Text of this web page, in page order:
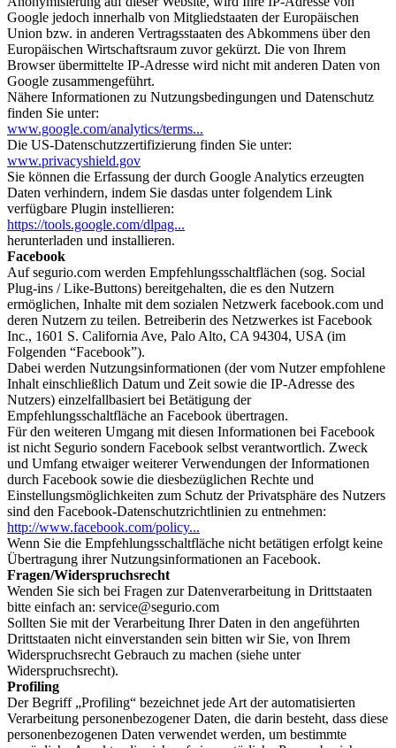
Google jedoch innerhalb von Mitgliedstaaten der Europäischen
Union bzw. in anderen Vertragsstaaten des Abkommens über den
Europäischen Wirtschaftsraum zuvor gekürzt. Die von Ihrem
Browser übermittelte IP-Adresse wird nicht mit anderen Daten von
Google zusammengeführt.
Nähere Informationen zu Nutzungsbedingungen und Datenschutz
finden Sie unter:
www.google.com/analytics/terms...
Die US-Datenschutzzertifizierung finden Sie unter:
www.privacyshield.gov
Sie können die Erfassung der durch Google Analytics erzeugten
Daten verhindern, indem Sie dasdas unter folgendem Link
verfügbare Plugin instellieren:
https://tools.google.com/dlpag...
herunterladen und installieren.
Facebook
Auf segurio.com werden Empfehlungsschaltflächen (sog. Social
Plug-ins / Like-Buttons) bereitgehalten, die es den Nutzern
ermöglichen, Inhalte mit dem sozialen Netzwerk facebook.com und
deren Nutzern zu teilen. Betreiberin des Netzwerkes ist Facebook
Inc., 1601 S. California Ave, Palo Alto, CA 94304, USA (im
Folgenden “Facebook”).
Dabei werden Nutzungsinformationen (der vom Nutzer empfohlene
Inhalt einschließlich Datum und Zeit sowie die IP-Adresse des
Nutzers) einzelfallbasiert bei Betätigung der
Empfehlungsschaltfläche an Facebook übertragen.
Für den weiteren Umgang mit diesen Informationen bei Facebook
ist nicht Segurio sondern Facebook selbst verantwortlich. Zweck
und Umfang etwaiger weiterer Verwendungen der Informationen
durch Facebook sowie die diesbezüglichen Rechte und
Einstellungsmöglichkeiten zum Schutz der Privatsphäre des Nutzers
sind den Facebook-Datenschutzrichtlinien zu entnehmen:
http://www.facebook.com/policy...
Wenn Sie die Empfehlungsschaltfläche nicht betätigen erfolgt keine
Übertragung ihrer Nutzungsinformationen an Facebook.
Fragen/Widerspruchsrecht
Wenden Sie sich bei Fragen zur Datenverarbeitung in Drittstaaten
bitte einfach an: service@segurio.com
Sollten Sie mit der Verarbeitung Ihrer Daten in den angeführten
Drittstaaten nicht einverstanden sein bitten wir Sie, von Ihrem
Widerspruchsrecht Gebrauch zu machen (siehe unter
Widerspruchsrecht).
Profiling
Der Begriff „Profiling“ bezeichnet jede Art der automatisierten
Verarbeitung personenbezogener Daten, die darin besteht, dass diese
personenbezogenen Daten verwendet werden, um bestimmte